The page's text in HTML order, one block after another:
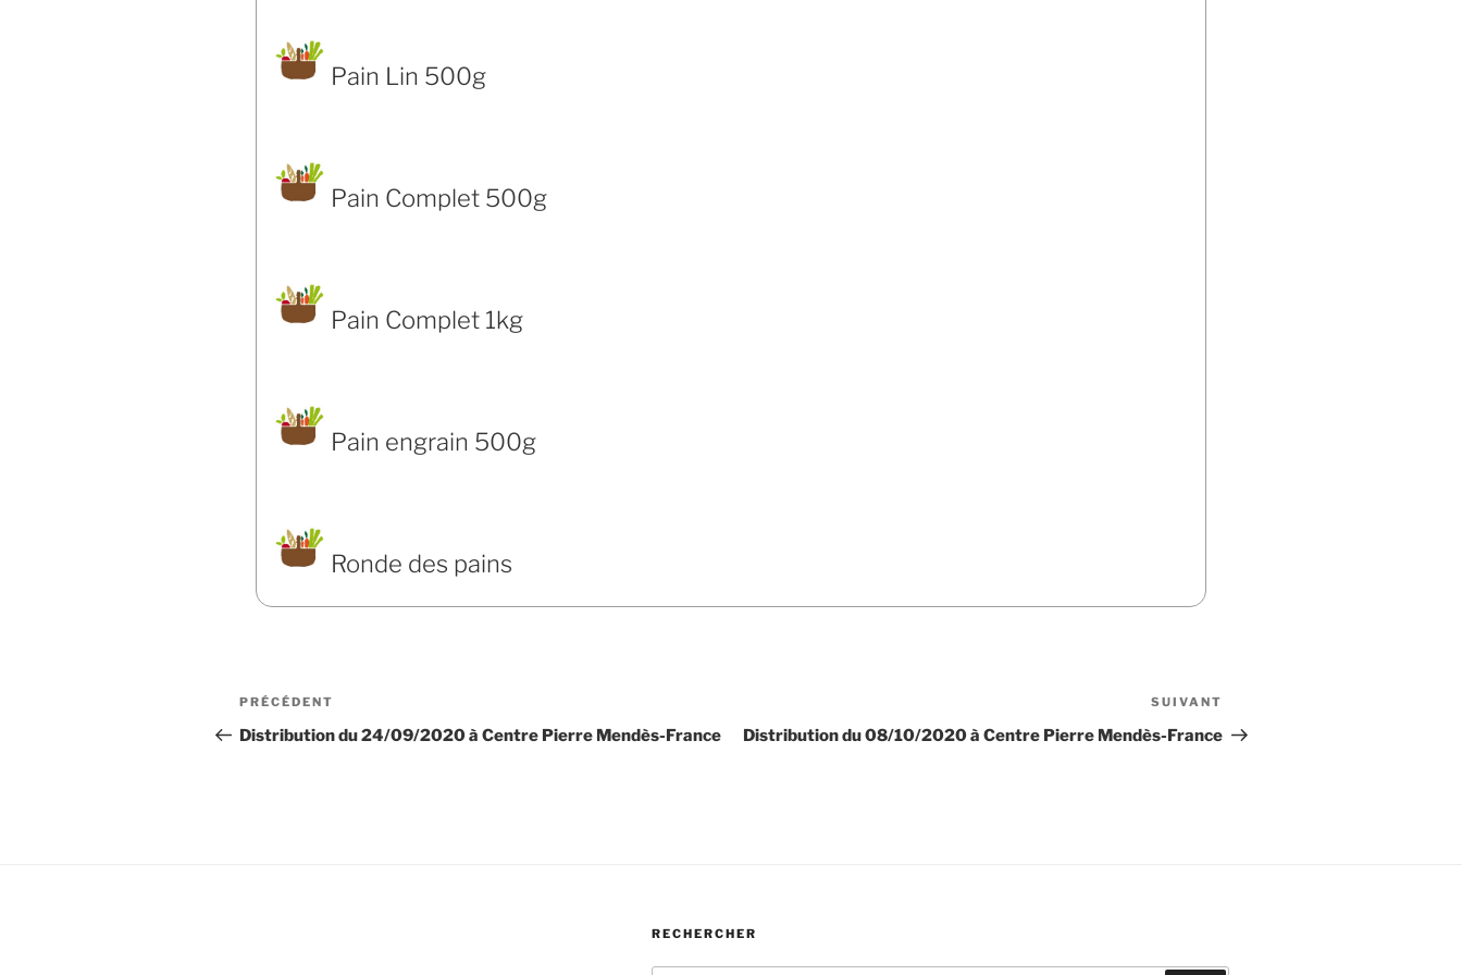
Pain Lin 500g
Pain Complet 500g
Pain Complet 1kg
Pain engrain 500g
Ronde des pains
Navigation
de
Article
précédent
PRÉCÉDENT
Distribution du 24/09/2020 à Centre Pierre Mendès-France
suivant
SUIVANT
Distribution du 08/10/2020 à Centre Pierre Mendès-France
RECHERCHER